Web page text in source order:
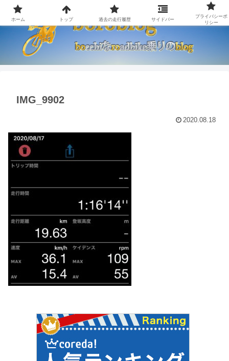
IMG_9902
2020.08.18
ホーム トップ 過去の走行履歴 サイドバー
プライバシーポ
リシー